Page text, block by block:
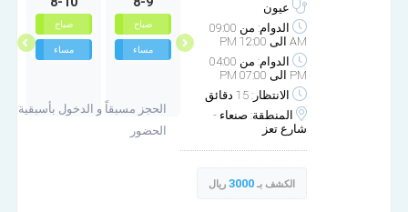
عيون
الدوام: من 09:00
AM الى 12:00 PM
الدوام: من 04:00
PM الى 07:00 PM
الانتظار: 15 دقائق
المنطقة: صنعاء -
شارع تعز
الكشف بـ3000 ريال
غير متوفر صباح
مساء
صباح
مساء
صباح
مساء
الحجز مسبقاً و الدخول بأسبقية
الحضور